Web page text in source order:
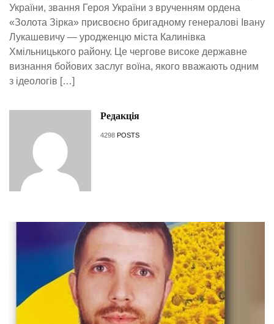
України, звання Героя України з врученням ордена
«Золота Зірка» присвоєно бригадному генералові Івану
Лукашевичу — уродженцю міста Калинівка
Хмільницького району. Це чергове високе державне
визнання бойових заслуг воїна, якого вважають одним
з ідеологів […]
Редакція
4298 POSTS